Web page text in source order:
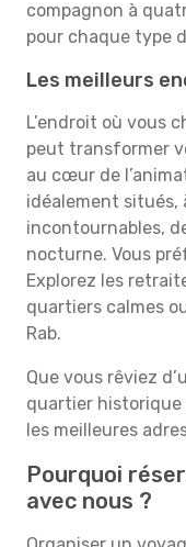
compagnon à
pour chaque type
Les meilleurs
L’endroit où vous
peut transformer
au cœur de
idéalement situés,
incontournables,
nocturne. Vous
Explorez les
quartiers calmes
Rab.
Que vous rêviez
quartier historique
les meilleures
Pourquoi
avec nous ?